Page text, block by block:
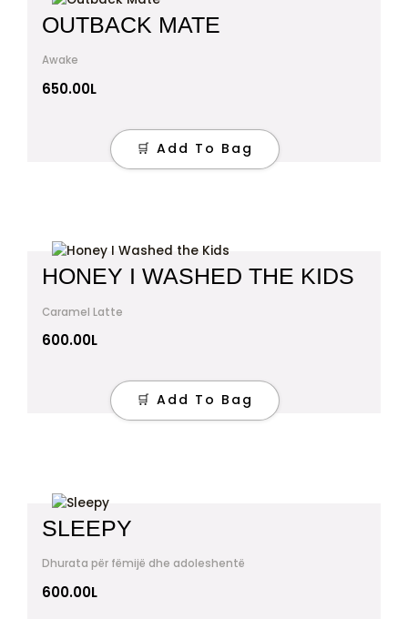
OUTBACK MATE
Awake
650.00L
🛒 Add To Bag
HONEY I WASHED THE KIDS
Caramel Latte
600.00L
🛒 Add To Bag
SLEEPY
Dhurata për fëmijë dhe adoleshentë
600.00L